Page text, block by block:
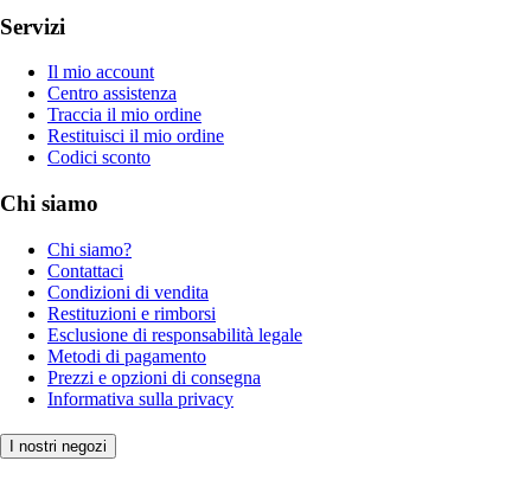
Servizi
Il mio account
Centro assistenza
Traccia il mio ordine
Restituisci il mio ordine
Codici sconto
Chi siamo
Chi siamo?
Contattaci
Condizioni di vendita
Restituzioni e rimborsi
Esclusione di responsabilità legale
Metodi di pagamento
Prezzi e opzioni di consegna
Informativa sulla privacy
I nostri negozi